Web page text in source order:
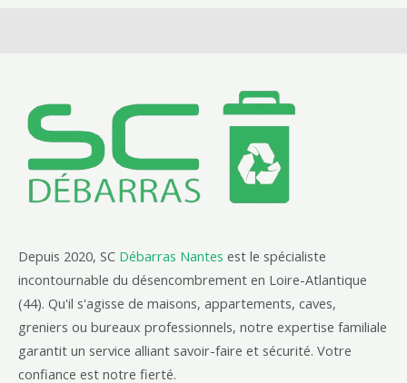
Depuis 2020, SC Débarras Nantes est le spécialiste
incontournable du désencombrement en Loire-Atlantique
(44). Qu'il s'agisse de maisons, appartements, caves,
greniers ou bureaux professionnels, notre expertise familiale
garantit un service alliant savoir-faire et sécurité. Votre
confiance est notre fierté.